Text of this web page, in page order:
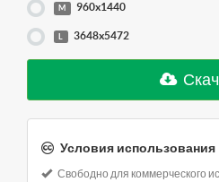
M 960x1440
3648x5472
Условия использования
Свободно для коммерческого